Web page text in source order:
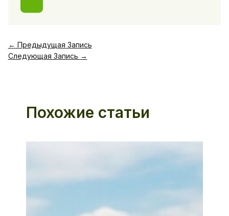
← Предыдущая Запись
Следующая Запись →
Похожие статьи